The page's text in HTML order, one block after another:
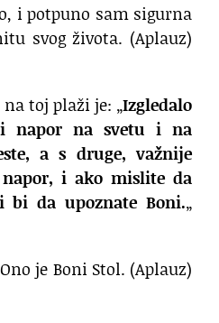
i potpuno sam sigurna
svog života. (Aplauz)
toj plaži je: „Izgledalo
napor na svetu i na
a s druge, važnije
i ako mislite da
bi da upoznate Boni.„
Ono je Boni Stol. (Aplauz)